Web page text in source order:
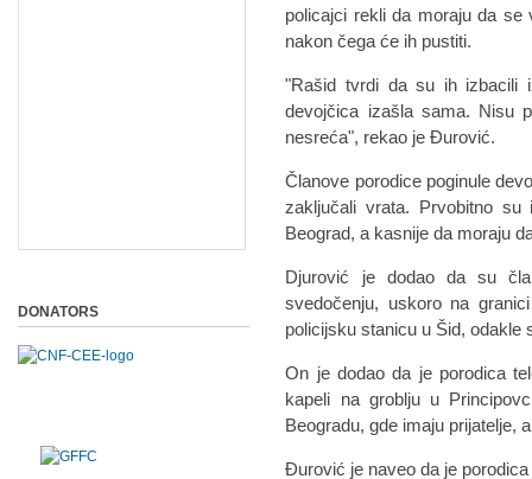
policajci rekli da moraju da
nakon čega će ih pustiti.
"Rašid tvrdi da su ih izbacili
devojčica izašla sama. Nisu
nesreća", rekao je Đurović.
Članove porodice poginule
zaključali vrata. Prvobitno
Beograd, a kasnije da moraju
Djurović je dodao da su
svedočenju, uskoro na
policijsku stanicu u Šid, odakle
On je dodao da je porodica
kapeli na groblju u
Beogradu, gde imaju prijatelje,
Đurović je naveo da je
DONATORS